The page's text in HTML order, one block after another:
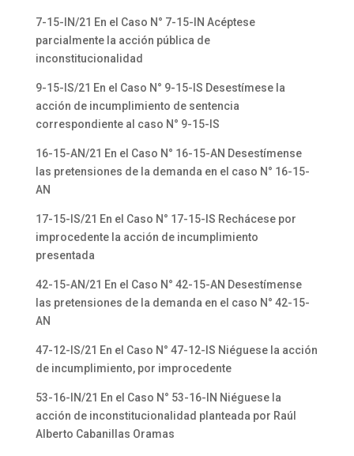
7-15-IN/21 En el Caso N° 7-15-IN Acéptese
parcialmente la acción pública de
inconstitucionalidad
9-15-IS/21 En el Caso N° 9-15-IS Desestímese la
acción de incumplimiento de sentencia
correspondiente al caso N° 9-15-IS
16-15-AN/21 En el Caso N° 16-15-AN Desestímense
las pretensiones de la demanda en el caso N° 16-15-
AN
17-15-IS/21 En el Caso N° 17-15-IS Rechácese por
improcedente la acción de incumplimiento
presentada
42-15-AN/21 En el Caso N° 42-15-AN Desestímense
las pretensiones de la demanda en el caso N° 42-15-
AN
47-12-IS/21 En el Caso N° 47-12-IS Niéguese la acción
de incumplimiento, por improcedente
53-16-IN/21 En el Caso N° 53-16-IN Niéguese la
acción de inconstitucionalidad planteada por Raúl
Alberto Cabanillas Oramas